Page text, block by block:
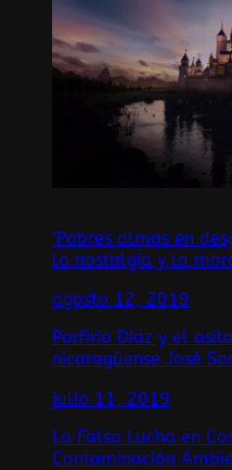
‘Pobres almas en
la nostalgia y la
agosto 12, 2019
Porfirio Díaz y el
nicaragüense José
julio 11, 2019
La Falsa Lucha en
Contaminación